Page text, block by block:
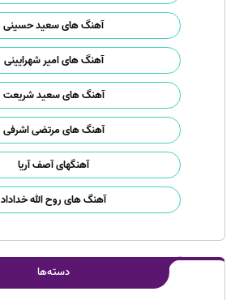
آهنگ های سعید حسینی
آهنگ های امیر شهرایینی
آهنگ های سعید شریعت
آهنگ های مرتضی اشرفی
آهنگهای آصف آریا
آهنگ های روح الله خداداد
دسته‌ها